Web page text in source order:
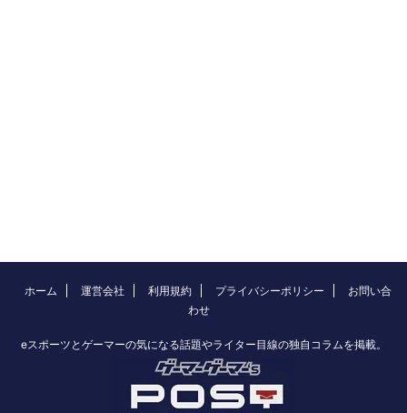
ホーム 運営会社 利用規約 プライバシーポリシー
お問い合
わせ
eスポーツとゲーマーの気になる話題やライター目線の独自コラムを掲載。